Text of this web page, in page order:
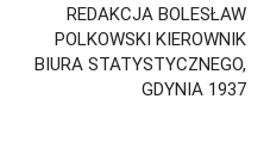
REDAKCJA BOLESŁAW
POLKOWSKI KIEROWNIK
BIURA STATYSTYCZNEGO,
GDYNIA 1937